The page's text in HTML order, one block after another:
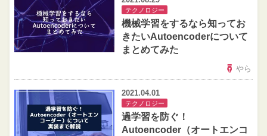
テクノロジー
機械学習をするなら知ってお
きたいAutoencoderについて
まとめてみた
やら
2021.04.01
テクノロジー
過学習を防ぐ！
Autoencoder（オートエンコ